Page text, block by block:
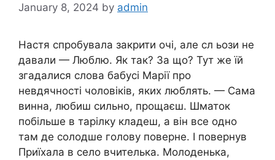
January 8, 2024 by admin
Настя спробувала закрити очі, але сл ьози не
давали — Люблю. Як так? За що? Тут же їй
згадалися слова бабусі Марії про
невдячності чоловіків, яких люблять. — Сама
винна, любиш сильно, прощаєш. Шматок
побільше в тарілку кладеш, а він все одно
там де солодше голову поверне. І повернув
Приїхала в село вчителька. Молоденька,